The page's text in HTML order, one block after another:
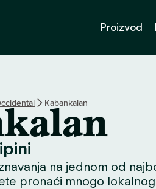
Proizvod
Kabankalan
na jednom od
pronaći mnogo